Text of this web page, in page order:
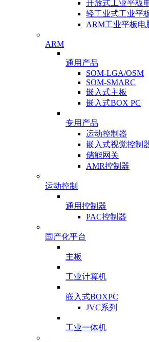
开放式工业平板
轻工业式工业平
ARM工业平板电
ARM
通用产品
SOM-LGA/OSM
SOM-SMARC
嵌入式主板
嵌入式BOX PC
专用产品
运动控制器
嵌入式视觉控制
储能网关
AMR控制器
运动控制
通用控制器
PAC控制器
国产化平台
主板
工业计算机
嵌入式BOXPC
JVC系列
工业一体机